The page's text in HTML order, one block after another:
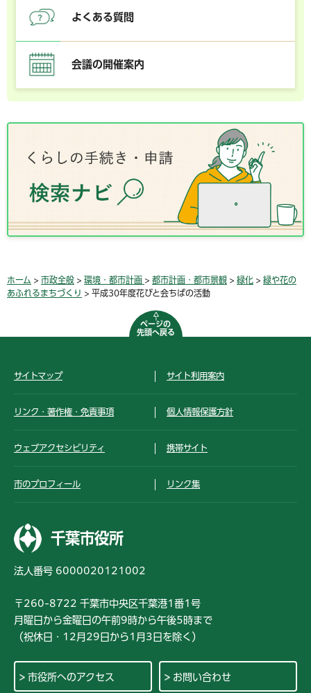
よくある質問
会議の開催案内
ホーム > 市政全般 > 環境・都市計画 > 都市計画・都市景観 > 緑化 > 緑や花の
あふれるまちづくり > 平成30年度花びと会ちばの活動
ページの
先頭へ戻る
サイトマップ サイト利用案内
リンク・著作権・免責事項 個人情報保護方針
ウェブアクセシビリティ 携帯サイト
市のプロフィール リンク集
千葉市役所
法人番号 6000020121002
〒260-8722 千葉市中央区千葉港1番1号
月曜日から金曜日の午前9時から午後5時まで
（祝休日・12月29日から1月3日を除く）
市役所へのアクセス お問い合わせ